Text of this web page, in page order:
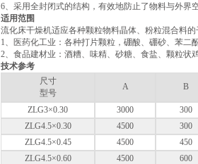
6、采用全封闭式的结构，有效地防止了物料与外界
适用范围
流化床干燥机适应各种颗粒物料晶体、粉粒混合料
1、医药化工业：各种打片颗粒，硼酸、硼砂、苯二
2、食品建材业：酒糟、味精、砂糖、食盐、颗粒状
技术参考
尺寸
型号
A B
ZLG3×0.30 3000
300
ZLG4.5×0.30
4500
300
ZLG4.5×0.45
4500
450
ZLG4.5×0.60
4500
600